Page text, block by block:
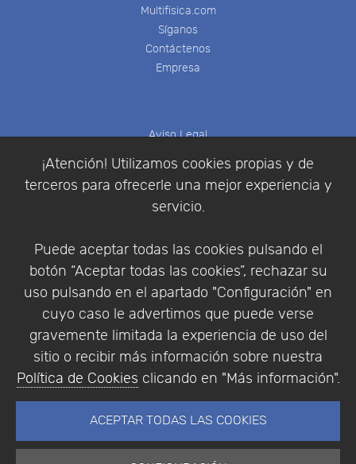
¡Atención! Utilizamos cookies propias y de
terceros para ofrecerle una mejor experiencia y
servicio.
Puede aceptar todas las cookies pulsando el
botón “Aceptar todas las cookies”, rechazar su
uso pulsando en el apartado "Configuración" en
cuyo caso le advertimos que puede verse
gravemente limitada la experiencia de uso del
sitio o recibir más información sobre nuestra
Política de Cookies clicando en "Más información".
ACEPTAR TODAS LAS COOKIES
Multifisica.com
Síganos
Contáctenos
Empresa
Aviso Legal
Política de Privacidad
Condiciones de compra
Identificarse
Empresa|Aviso Legal| Política de Privacidad |
Política de Cookies
© Copyright 1994 - 2026. Addlink Software
Científico, S.L.
Portugal.